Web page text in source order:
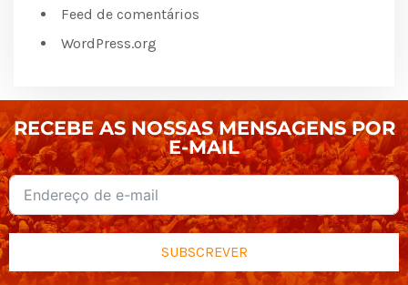
Feed de comentários
WordPress.org
RECEBE AS NOSSAS MENSAGENS POR
E-MAIL
SUBSCREVER